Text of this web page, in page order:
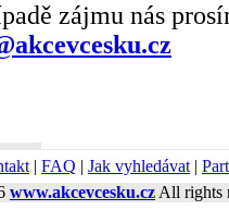
zájmu nás
| FAQ | Jak vyhledávat |
www.akcevcesku.cz All rights